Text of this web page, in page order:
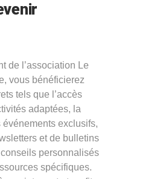
de l’association Le
vous bénéficierez
tels que l’accès
adaptées, la
exclusifs,
et de bulletins
personnalisés
spécifiques.